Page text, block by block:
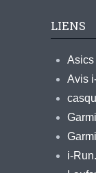
LIENS
Asics
Avis
i-